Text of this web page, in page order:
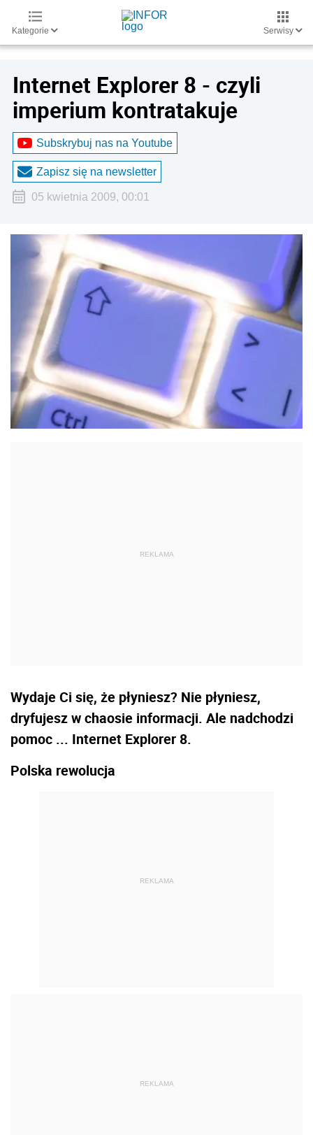
Kategorie Serwisy
Internet Explorer 8 - czyli
imperium kontratakuje
Subskrybuj nas na Youtube
Zapisz się na newsletter
05 kwietnia 2009, 00:01
Wydaje Ci się, że płyniesz? Nie płyniesz,
dryfujesz w chaosie informacji. Ale nadchodzi
pomoc ... Internet Explorer 8.
Polska rewolucja
REKLAMA
REKLAMA